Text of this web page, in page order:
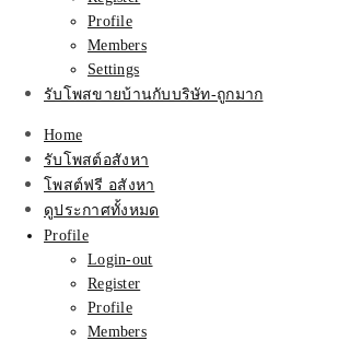
SEOขายบ้าน
Profile
Members
Settings
รับโพสขายบ้านกับบริษัท-ถูกมาก
Home
รับโพสต์อสังหา
โพสต์ฟรี อสังหา
ดูประกาศทั้งหมด
Profile
Login-out
Register
Profile
Members